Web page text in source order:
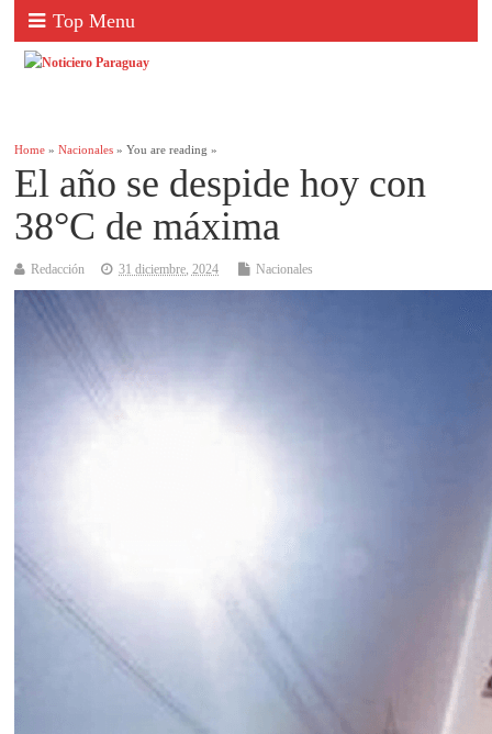
Top Menu
Home »Nacionales » You are reading »
El año se despide hoy con
38°C de máxima
Redacción 31 diciembre, 2024 Nacionales